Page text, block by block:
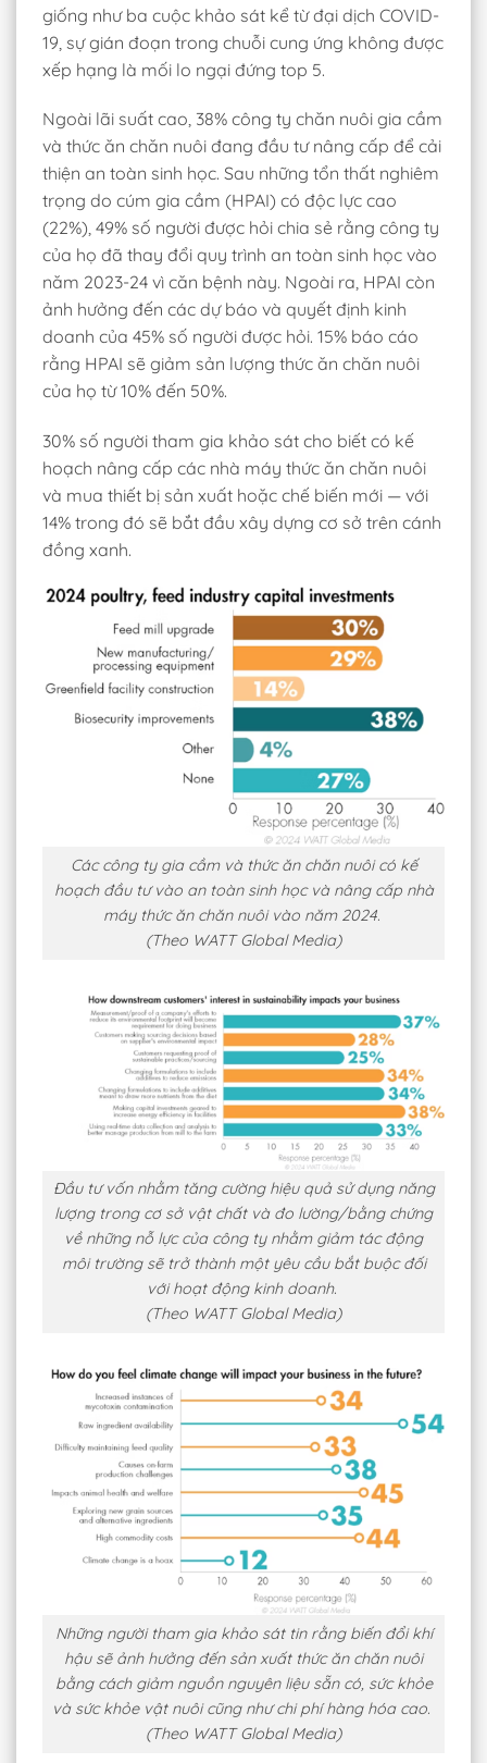
giống như ba cuộc khảo sát kể từ đại dịch COVID-
19, sự gián đoạn trong chuỗi cung ứng không được
xếp hạng là mối lo ngại đứng top 5.
Ngoài lãi suất cao, 38% công ty chăn nuôi gia cầm
và thức ăn chăn nuôi đang đầu tư nâng cấp để cải
thiện an toàn sinh học. Sau những tổn thất nghiêm
trọng do cúm gia cầm (HPAI) có độc lực cao
(22%), 49% số người được hỏi chia sẻ rằng công ty
của họ đã thay đổi quy trình an toàn sinh học vào
năm 2023-24 vì căn bệnh này. Ngoài ra, HPAI còn
ảnh hưởng đến các dự báo và quyết định kinh
doanh của 45% số người được hỏi. 15% báo cáo
rằng HPAI sẽ giảm sản lượng thức ăn chăn nuôi
của họ từ 10% đến 50%.
30% số người tham gia khảo sát cho biết có kế
hoạch nâng cấp các nhà máy thức ăn chăn nuôi
và mua thiết bị sản xuất hoặc chế biến mới — với
14% trong đó sẽ bắt đầu xây dựng cơ sở trên cánh
đồng xanh.
Các công ty gia cầm và thức ăn chăn nuôi có kế
hoạch đầu tư vào an toàn sinh học và nâng cấp nhà
máy thức ăn chăn nuôi vào năm 2024.
(Theo WATT Global Media)
Đầu tư vốn nhằm tăng cường hiệu quả sử dụng năng
lượng trong cơ sở vật chất và đo lường/bằng chứng
về những nỗ lực của công ty nhằm giảm tác động
môi trường sẽ trở thành một yêu cầu bắt buộc đối
với hoạt động kinh doanh.
(Theo WATT Global Media)
Những người tham gia khảo sát tin rằng biến đổi khí
hậu sẽ ảnh hưởng đến sản xuất thức ăn chăn nuôi
bằng cách giảm nguồn nguyên liệu sẵn có, sức khỏe
và sức khỏe vật nuôi cũng như chi phí hàng hóa cao.
(Theo WATT Global Media)